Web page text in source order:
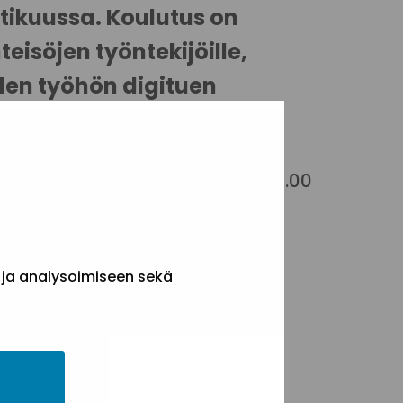
analysoimiseen sekä
Koulutus on
työntekijöille,
työhön digituen
12.00 ja ma 25.4.2022 klo 10-12.00
kanssa